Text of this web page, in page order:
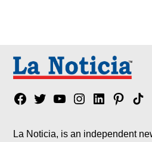
Facebook
TwitterYouTubeInstagram
LinkedinPinterest
Tik
La Noticia, is an independent